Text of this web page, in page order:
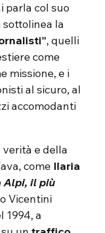
parla col suo
sottolinea la
, quelli
come
missione, e i
al sicuro, al
accomodanti
e della
come Ilaria
Alpi, il più
Vicentini
1994, a